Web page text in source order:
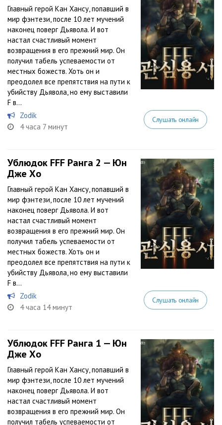
Главный герой Кан Хансу, попавший в
мир фэнтези, после 10 лет мучений
наконец поверг Дьявола. И вот
настал счастливый момент
возвращения в его прежний мир. Он
получил табель успеваемости от
местных божеств. Хоть он и
преодолел все препятствия на пути к
убийству Дьявола, но ему выставили
F в...
Zodik
4 часа 7 минут
Слушать онлайн
Ублюдок FFF Ранга 2 — Юн
Дже Хо
Главный герой Кан Хансу, попавший в
мир фэнтези, после 10 лет мучений
наконец поверг Дьявола. И вот
настал счастливый момент
возвращения в его прежний мир. Он
получил табель успеваемости от
местных божеств. Хоть он и
преодолел все препятствия на пути к
убийству Дьявола, но ему выставили
F в...
Zodik
4 часа 14 минут
Слушать онлайн
Ублюдок FFF Ранга 1 — Юн
Дже Хо
Главный герой Кан Хансу, попавший в
мир фэнтези, после 10 лет мучений
наконец поверг Дьявола. И вот
настал счастливый момент
возвращения в его прежний мир. Он
получил табель успеваемости от